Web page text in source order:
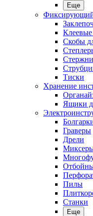
Еще
Фиксирующий
Скобы
Стержни
Тиски
Хранение
Ящики
Граверы
Дрели
Пилы
Станки
Еще